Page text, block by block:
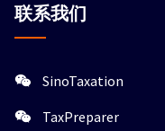
联系我们
SinoTaxation
TaxPreparer